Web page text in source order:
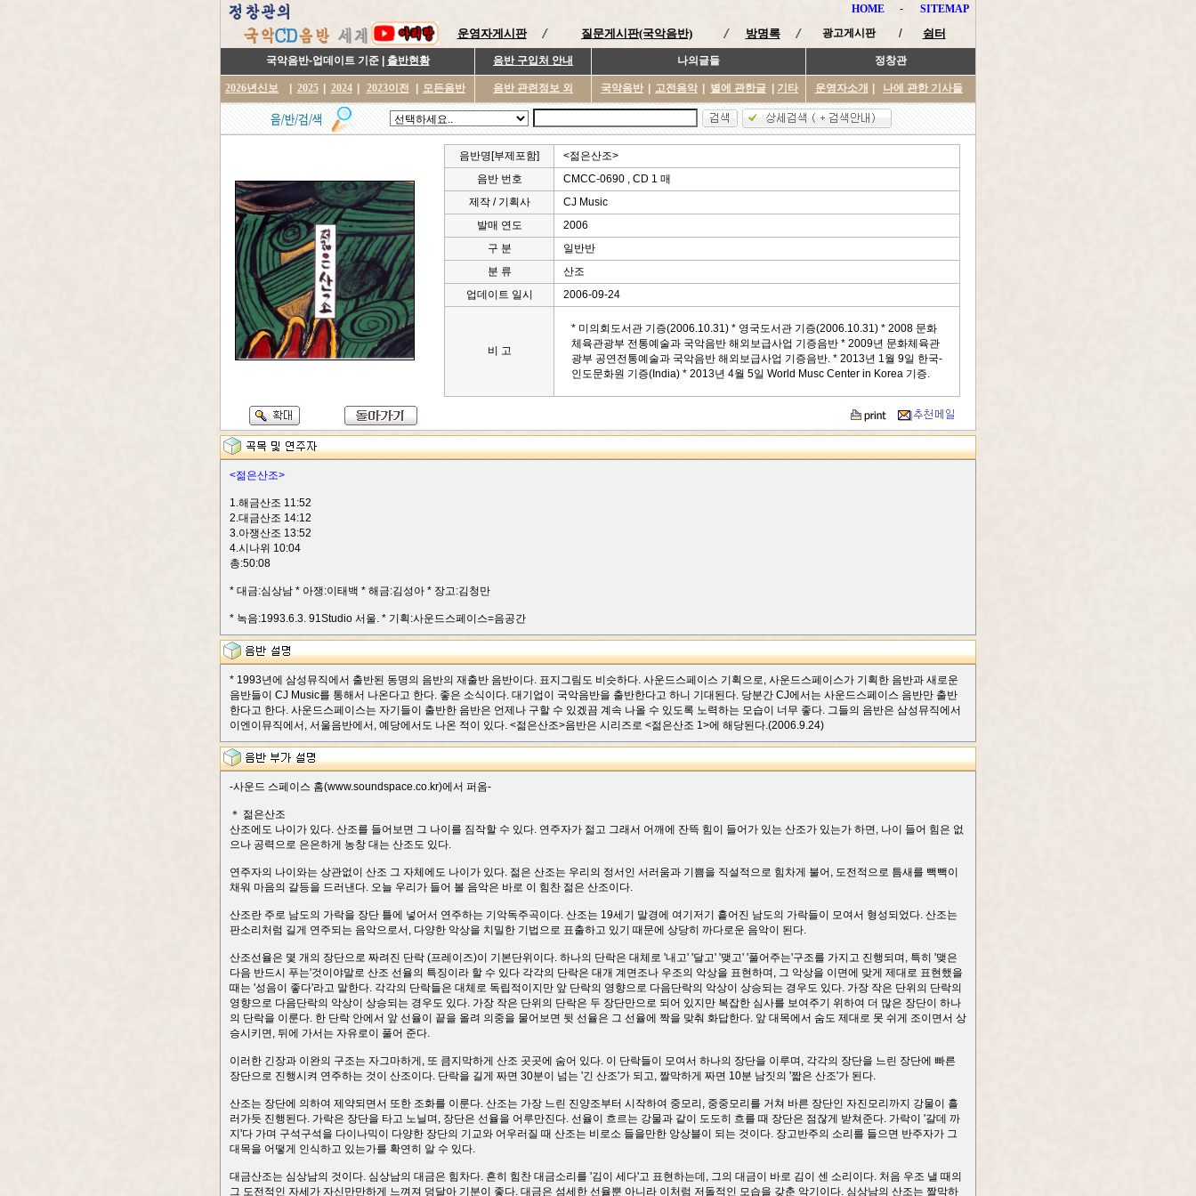
HOME - SITEMAP
운영자게시판 질문게시판(국악음반) 방명록 광고게시판 / 쉼터
국악음반-업데이트 기준 | 출반현황 음반 구입처 안내 나의글들 정창관
2026년신보 2025 2024 2023이전 모든음반 음반 관련정보 외 국악음반 고전음악 별에 관한글 기타 운영자소개 나에 관한 기사들
음반명[부제포함]
<젊은산조>
음반 번호
CMCC-0690 , CD 1 매
제작 / 기획사
CJ Music
발매 연도
2006
구 분
일반반
분 류
산조
업데이트 일시
2006-09-24
비 고
* 미의회도서관 기증(2006.10.31) * 영국도서관 기증(2006.10.31) * 2008 문화
체육관광부 전통예술과 국악음반 해외보급사업 기증음반 * 2009년 문화체육관
광부 공연전통예술과 국악음반 해외보급사업 기증음반. * 2013년 1월 9일 한국-
인도문화원 기증(India) * 2013년 4월 5일 World Musc Center in Korea 기증.
<젊은산조>
1.해금산조 11:52
2.대금산조 14:12
3.아쟁산조 13:52
4.시나위 10:04
총:50:08
* 대금:심상남 * 아쟁:이태백 * 해금:김성아 * 장고:김청만
* 녹음:1993.6.3. 91Studio 서울. * 기획:사운드스페이스=음공간
* 1993년에 삼성뮤직에서 출반된 동명의 음반의 재출반 음반이다. 표지그림도 비슷하다. 사운드스페이스 기획으로, 사운드스페이스가 기획한 음반과 새로운
음반들이 CJ Music를 통해서 나온다고 한다. 좋은 소식이다. 대기업이 국악음반을 출반한다고 하니 기대된다. 당분간 CJ에서는 사운드스페이스 음반만 출반
한다고 한다. 사운드스페이스는 자기들이 출반한 음반은 언제나 구할 수 있겠끔 계속 나올 수 있도록 노력하는 모습이 너무 좋다. 그들의 음반은 삼성뮤직에서
이엔이뮤직에서, 서울음반에서, 예당에서도 나온 적이 있다. <젊은산조>음반은 시리즈로 <젊은산조 1>에 해당된다.(2006.9.24)
-사운드 스페이스 홈(www.soundspace.co.kr)에서 퍼옴-
＊ 젊은산조
산조에도 나이가 있다. 산조를 들어보면 그 나이를 짐작할 수 있다. 연주자가 젊고 그래서 어깨에 잔뜩 힘이 들어가 있는 산조가 있는가 하면, 나이 들어 힘은 없
으나 공력으로 은은하게 농창 대는 산조도 있다.
연주자의 나이와는 상관없이 산조 그 자체에도 나이가 있다. 젊은 산조는 우리의 정서인 서러움과 기쁨을 직설적으로 힘차게 불어, 도전적으로 틈새를 빽빽이
채워 마음의 갈등을 드러낸다. 오늘 우리가 들어 볼 음악은 바로 이 힘찬 젊은 산조이다.
산조란 주로 남도의 가락을 장단 틀에 넣어서 연주하는 기악독주곡이다. 산조는 19세기 말경에 여기저기 흩어진 남도의 가락들이 모여서 형성되었다. 산조는
판소리처럼 길게 연주되는 음악으로서, 다양한 악상을 치밀한 기법으로 표출하고 있기 때문에 상당히 까다로운 음악이 된다.
산조선율은 몇 개의 장단으로 짜려진 단락 (프레이즈)이 기본단위이다. 하나의 단락은 대체로 '내고' '달고' '맺고' '풀어주는'구조를 가지고 진행되며, 특히 '맺은
다음 반드시 푸는'것이야말로 산조 선율의 특징이라 할 수 있다 각각의 단락은 대개 계면조나 우조의 악상을 표현하며, 그 악상을 이면에 맞게 제대로 표현했을
때는 '성음이 좋다'라고 말한다. 각각의 단락들은 대체로 독립적이지만 앞 단락의 영향으로 다음단락의 악상이 상승되는 경우도 있다. 가장 작은 단위의 단락의
영향으로 다음단락의 악상이 상승되는 경우도 있다. 가장 작은 단위의 단락은 두 장단만으로 되어 있지만 복잡한 심사를 보여주기 위하여 더 많은 장단이 하나
의 단락을 이룬다. 한 단락 안에서 앞 선율이 끝을 올려 의중을 물어보면 뒷 선율은 그 선율에 짝을 맞춰 화답한다. 앞 대목에서 숨도 제대로 못 쉬게 조이면서 상
승시키면, 뒤에 가서는 자유로이 풀어 준다.
이러한 긴장과 이완의 구조는 자그마하게, 또 큼지막하게 산조 곳곳에 숨어 있다. 이 단락들이 모여서 하나의 장단을 이루며, 각각의 장단을 느린 장단에 빠른
장단으로 진행시켜 연주하는 것이 산조이다. 단락을 길게 짜면 30분이 넘는 '긴 산조'가 되고, 짤막하게 짜면 10분 남짓의 '짧은 산조'가 된다.
산조는 장단에 의하여 제약되면서 또한 조화를 이룬다. 산조는 가장 느린 진양조부터 시작하여 중모리, 중중모리를 거쳐 바른 장단인 자진모리까지 강물이 흘
러가듯 진행된다. 가락은 장단을 타고 노닐며, 장단은 선율을 어루만진다. 선율이 흐르는 강물과 같이 도도히 흐를 때 장단은 점잖게 받쳐준다. 가락이 '갈데 까
지'다 가며 구석구석을 다이나믹이 다양한 장단의 기교와 어우러질 때 산조는 비로소 들을만한 앙상블이 되는 것이다. 장고반주의 소리를 들으면 반주자가 그
대목을 어떻게 인식하고 있는가를 확연히 알 수 있다.
대금산조는 심상남의 것이다. 심상남의 대금은 힘차다. 흔히 힘찬 대금소리를 '김이 세다'고 표현하는데, 그의 대금이 바로 김이 센 소리이다. 처음 우조 낼 때의
그 도전적인 자세가 자신만만하게 느껴져 덩달아 기분이 좋다. 대금은 섬세한 선율뿐 아니라 이처럼 저돌적인 모습을 갖춘 악기이다. 심상남의 산조는 짤막하